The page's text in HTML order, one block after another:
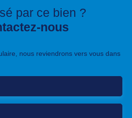
par ce bien ?
nous
nous reviendrons vers vous dans